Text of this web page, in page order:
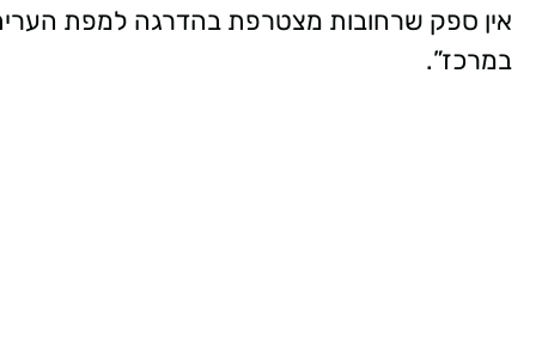
אין ספק שרחובות מצטרפת בהדרגה למפת
במרכז”.